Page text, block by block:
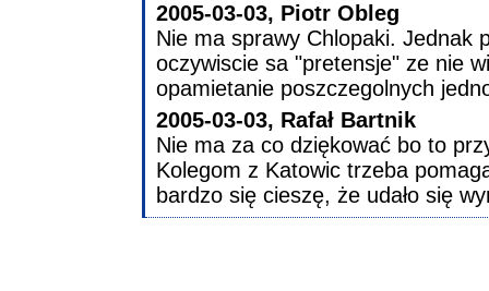
2005-03-03, Piotr Obleg
Nie ma sprawy Chlopaki. Jednak
oczywiscie sa "pretensje" ze nie
opamietanie poszczegolnych
2005-03-03, Rafał Bartnik
Nie ma za co dziękować bo to
Kolegom z Katowic trzeba
bardzo się cieszę, że udało się